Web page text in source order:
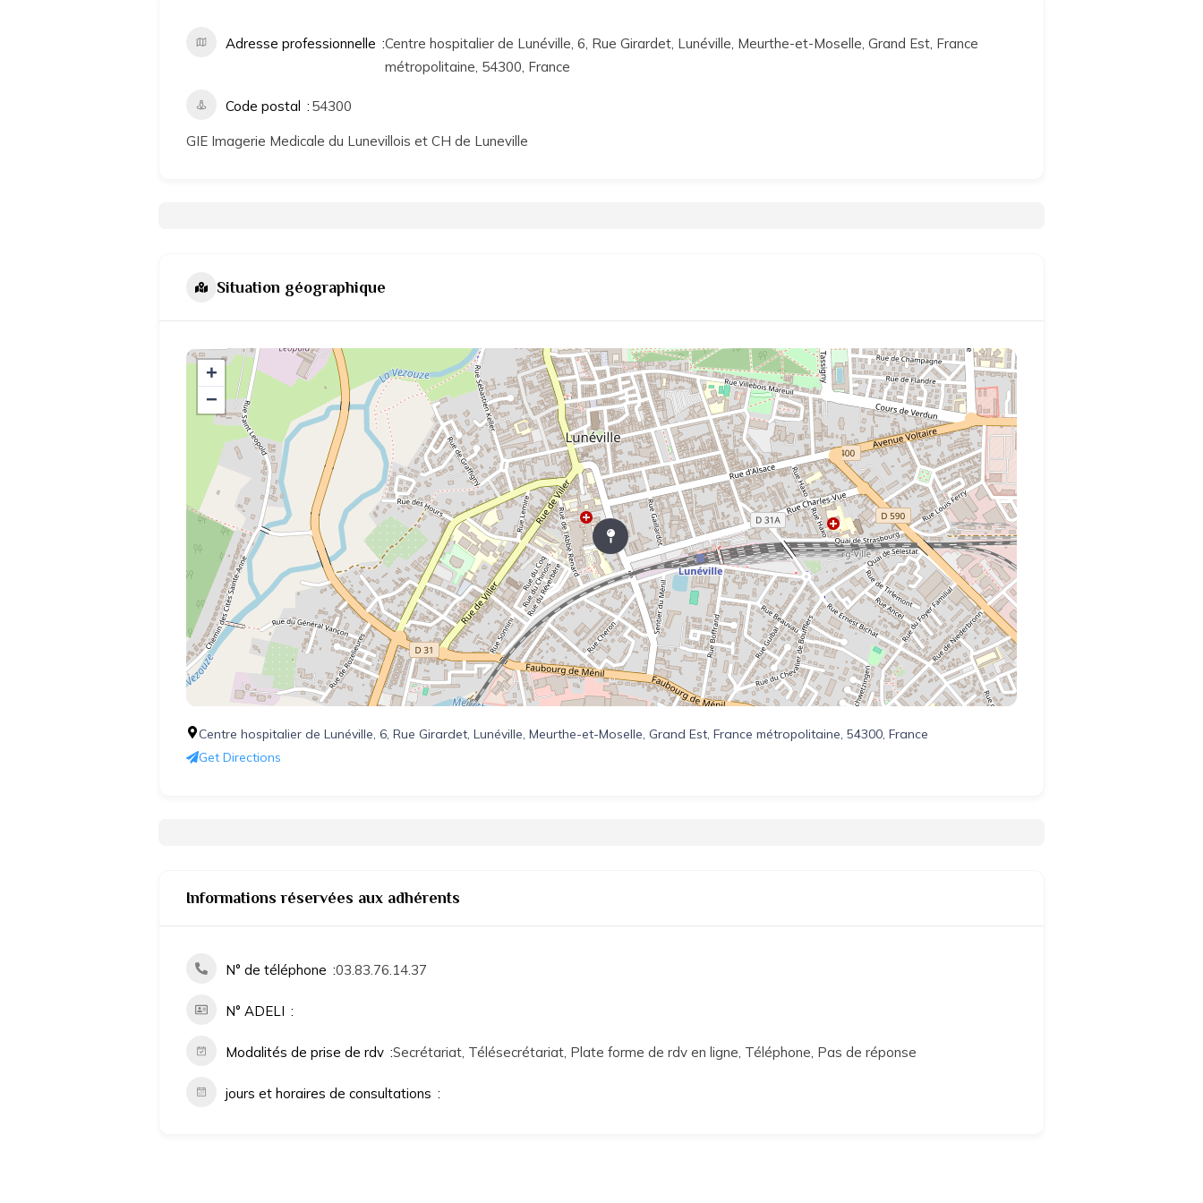
Adresse professionnelle Centre hospitalier de Lunéville, 6, Rue Girardet, Lunéville, Meurthe-et-Moselle, Grand Est, France
métropolitaine, 54300, France
Code postal 54300
GIE Imagerie Medicale du Lunevillois et CH de Luneville
Situation géographique
+
−
Centre hospitalier de Lunéville, 6, Rue Girardet, Lunéville, Meurthe-et-Moselle, Grand Est, France métropolitaine, 54300, France
Get Directions
Informations réservées aux adhérents
N° de téléphone 03.83.76.14.37
N° ADELI
Modalités de prise de rdv Secrétariat, Télésecrétariat, Plate forme de rdv en ligne, Téléphone, Pas de réponse
jours et horaires de consultations